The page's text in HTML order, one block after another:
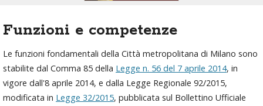
Funzioni e competenze
Le funzioni fondamentali della Città metropolitana di Milano sono
stabilite dal Comma 85 della Legge n. 56 del 7 aprile 2014, in
vigore dall'8 aprile 2014, e dalla Legge Regionale 92/2015,
modificata in Legge 32/2015, pubblicata sul Bollettino Ufficiale